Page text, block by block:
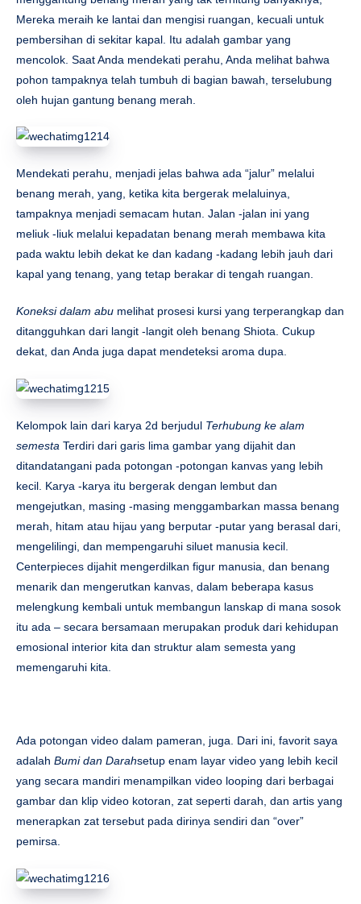
Mereka meraih ke lantai dan mengisi ruangan, kecuali untuk
pembersihan di sekitar kapal. Itu adalah gambar yang
mencolok. Saat Anda mendekati perahu, Anda melihat bahwa
pohon tampaknya telah tumbuh di bagian bawah, terselubung
oleh hujan gantung benang merah.
Mendekati perahu, menjadi jelas bahwa ada “jalur” melalui
benang merah, yang, ketika kita bergerak melaluinya,
tampaknya menjadi semacam hutan. Jalan -jalan ini yang
meliuk -liuk melalui kepadatan benang merah membawa kita
pada waktu lebih dekat ke dan kadang -kadang lebih jauh dari
kapal yang tenang, yang tetap berakar di tengah ruangan.
Koneksi dalam abu melihat prosesi kursi yang terperangkap dan
ditangguhkan dari langit -langit oleh benang Shiota. Cukup
dekat, dan Anda juga dapat mendeteksi aroma dupa.
Kelompok lain dari karya 2d berjudul Terhubung ke alam
semesta Terdiri dari garis lima gambar yang dijahit dan
ditandatangani pada potongan -potongan kanvas yang lebih
kecil. Karya -karya itu bergerak dengan lembut dan
mengejutkan, masing -masing menggambarkan massa benang
merah, hitam atau hijau yang berputar -putar yang berasal dari,
mengelilingi, dan mempengaruhi siluet manusia kecil.
Centerpieces dijahit mengerdilkan figur manusia, dan benang
menarik dan mengerutkan kanvas, dalam beberapa kasus
melengkung kembali untuk membangun lanskap di mana sosok
itu ada – secara bersamaan merupakan produk dari kehidupan
emosional interior kita dan struktur alam semesta yang
memengaruhi kita.
Ada potongan video dalam pameran, juga. Dari ini, favorit saya
adalah Bumi dan Darahsetup enam layar video yang lebih kecil
yang secara mandiri menampilkan video looping dari berbagai
gambar dan klip video kotoran, zat seperti darah, dan artis yang
menerapkan zat tersebut pada dirinya sendiri dan “over”
pemirsa.